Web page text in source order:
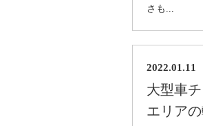
さも...
2022.01.11
大型車
エリア